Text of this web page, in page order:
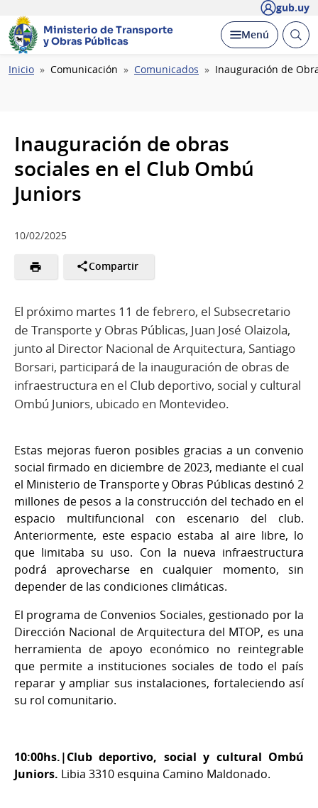
gub.uy
Ministerio de Transporte
y Obras Públicas
Desplegar
Menú Abrir
Ruta
Inicio Comunicación Comunicados Inauguración de
Inauguración de obras
sociales en el Club Ombú
Juniors
10/02/2025
Compartir
El próximo martes 11 de febrero, el Subsecretario
de Transporte y Obras Públicas, Juan José Olaizola,
junto al Director Nacional de Arquitectura, Santiago
Borsari, participará de la inauguración de obras de
infraestructura en el Club deportivo, social y cultural
Ombú Juniors, ubicado en Montevideo.
Estas mejoras fueron posibles gracias a un convenio
social firmado en diciembre de 2023, mediante el cual
el Ministerio de Transporte y Obras Públicas destinó 2
millones de pesos a la construcción del techado en el
espacio multifuncional con escenario del club.
Anteriormente, este espacio estaba al aire libre, lo
que limitaba su uso. Con la nueva infraestructura
podrá aprovecharse en cualquier momento, sin
depender de las condiciones climáticas.
El programa de Convenios Sociales, gestionado por la
Dirección Nacional de Arquitectura del MTOP, es una
herramienta de apoyo económico no reintegrable
que permite a instituciones sociales de todo el país
reparar y ampliar sus instalaciones, fortaleciendo así
su rol comunitario.
10:00hs.|Club deportivo, social y cultural Ombú
Juniors. Libia 3310 esquina Camino Maldonado.